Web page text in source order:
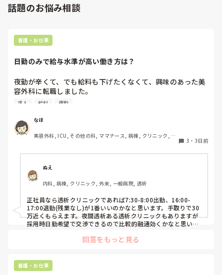
やったことないの！？もう10ヶ月なんだから、未経験なこと
新人さんが可愛そう、と感じることもある反面、ペアの先輩
が何か処置をしているけど、ペアの新人はのんびり記録して
がいいんじゃないの？」と声をかけても、「記録終わってな
早く色々覚えたい！という、意欲があまり感じられず…これ
はPNS云々よりも、その新人の性格かな？とも思いました
が、ほとんどの新人に当てはまりました。。。時代柄でしょ
私はどちらかといえば、PNSは好きじゃありません。
でもPNSでやれというからには、もっと業務量に見合った、
新人を指導しながら業務ができるゆとりが欲しいです。
いと思いますか？
るなら実施してみてはどうでしょうか⁉️そういう事と思います
話題のお悩み相談
看護・お仕事
日勤のみで給与水準が高い働き方は？
夜勤が辛くて、でも給料も下げたくなくて、興味のあった美
容外科に転職しました。
その後数年働き、現在育休中です。
病院の求人を見ても、やはり夜勤をしないと、、という感じ
です。
求人 給料 夜勤
なほ
美容外科, ICU, その他の科, ママナース, 病棟, クリニック, リ
3 ・ 3日前
ぬえ
内科, 病棟, クリニック, 外来, 一般病院, 透析
正社員なら透析クリニックであれば7:30-8:00出勤、16:00-
17:00退勤(残業なし)が1番いいのかなと思います。手取りで30
万近くもらえます。夜間透析ある透析クリニックもありますが
採用時日勤希望で交渉できるので比較的融通効くかなと思いま
回答をもっと見る
看護・お仕事